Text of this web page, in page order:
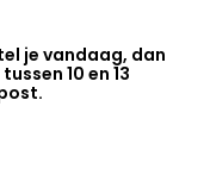
je vandaag, dan
10 en 13